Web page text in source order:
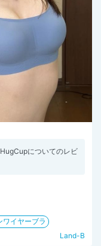
についてのレビ
ワイヤーブラ
Land-B